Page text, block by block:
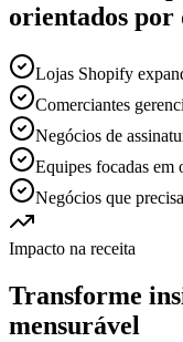
orientados por
Lojas Shopify
Comerciantes
Negócios de
Equipes focadas em
Negócios que
Impacto na receita
Transforme
mensurável